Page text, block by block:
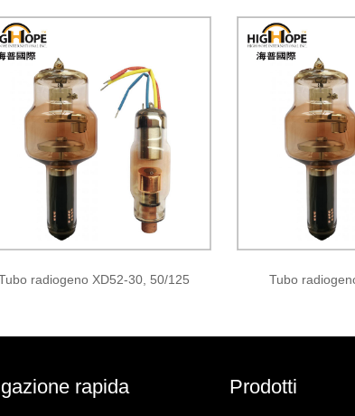
radiogeno XD52-30, 50/125 Tubo
rapida Prodotti